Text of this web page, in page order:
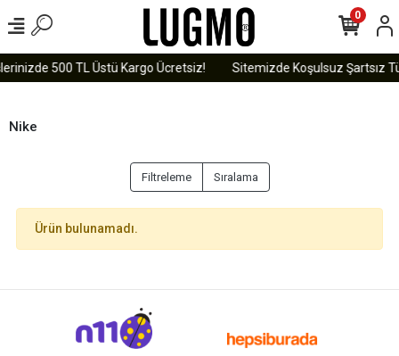
500 TL Üstü Kargo Ücretsiz! Sitemizde Koşulsuz Şartsız
0
Nike
Filtreleme Sıralama
Ürün bulunamadı.